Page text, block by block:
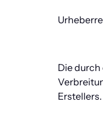
Die